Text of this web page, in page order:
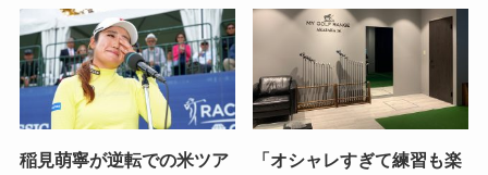
稲見萌寧が逆転での米ツア
「オシャレすぎて練習も楽